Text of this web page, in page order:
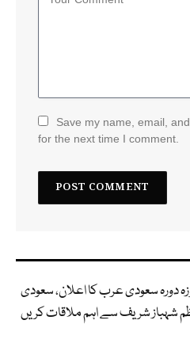
Save my name, email,
for the next time I comment.
دورہ سعودی عرب کا اعلان، سعودی
شہباز شریف سے اہم ملاقات کریں